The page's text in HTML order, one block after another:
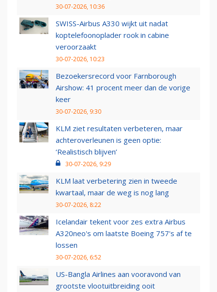
30-07-2026, 10:36
SWISS-Airbus A330 wijkt uit nadat
koptelefoonoplader rook in cabine
veroorzaakt
30-07-2026, 10:23
Bezoekersrecord voor Farnborough
Airshow: 41 procent meer dan de vorige
keer
30-07-2026, 9:30
KLM ziet resultaten verbeteren, maar
achteroverleunen is geen optie:
‘Realistisch blijven’
30-07-2026, 9:29
KLM laat verbetering zien in tweede
kwartaal, maar de weg is nog lang
30-07-2026, 8:22
Icelandair tekent voor zes extra Airbus
A320neo's om laatste Boeing 757's af te
lossen
30-07-2026, 6:52
US-Bangla Airlines aan vooravond van
grootste vlootuitbreiding ooit